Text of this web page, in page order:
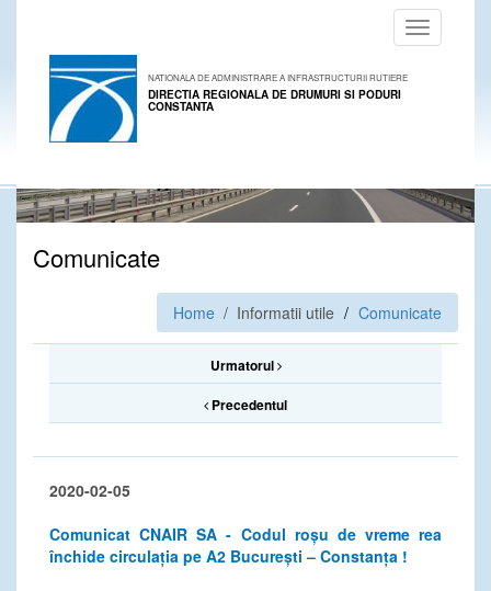
Toggle
navigation
NATIONALA DE ADMINISTRARE A INFRASTRUCTURII RUTIERE
DIRECTIA REGIONALA DE DRUMURI SI PODURI
CONSTANTA
Comunicate
Home / Informatii utile Comunicate
Urmatorul
Precedentul
2020-02-05
Comunicat CNAIR SA - Codul roșu de vreme rea
închide circulația pe A2 București – Constanța !